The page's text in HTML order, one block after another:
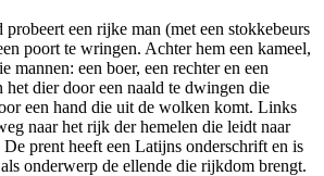
een rijke man (met een stokkebeurs
poort te wringen. Achter hem een kameel,
mannen: een boer, een rechter en een
dier door een naald te dwingen die
een hand die uit de wolken komt. Links
naar het rijk der hemelen die leidt naar
prent heeft een Latijns onderschrift en is
onderwerp de ellende die rijkdom brengt.